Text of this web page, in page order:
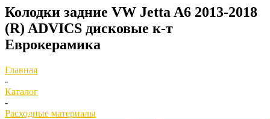
Колодки задние VW Jetta A6 2013-2018
(R) ADVICS дисковые к-т
Еврокерамика
Главная
-
Каталог
-
Расходные материалы